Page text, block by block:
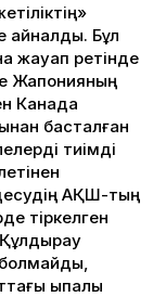
айналды. Бұл
жауап ретінде
Жапонияның
Канада
басталған
тиімді
АҚШ-тың
тіркелген
ықпалы